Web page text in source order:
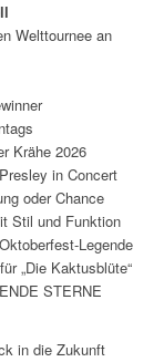
Welttournee an
Krähe 2026
in Concert
oder Chance
Stil und Funktion
Legende
„Die Kaktusblüte“
STERNE
in die Zukunft